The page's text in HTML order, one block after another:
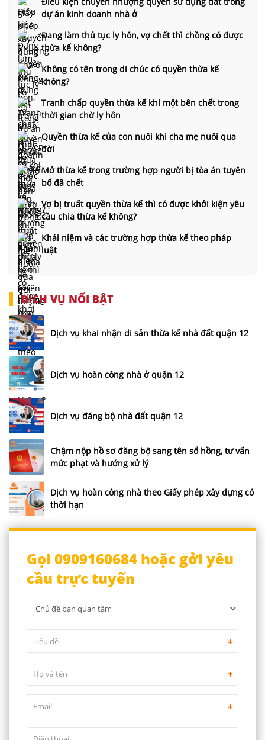
dự án kinh doanh nhà ở
Đang làm thủ tục ly hôn, vợ chết thì chồng có được
thừa kế không?
Không có tên trong di chúc có quyền thừa kế
không?
Tranh chấp quyền thừa kế khi một bên chết trong
thời gian chờ ly hôn
Quyền thừa kế của con nuôi khi cha mẹ nuôi qua
đời
Mở thừa kế trong trường hợp người bị tòa án tuyên
bố đã chết
Vợ bị truất quyền thừa kế thì có được khởi kiện yêu
cầu chia thừa kế không?
Khái niệm và các trường hợp thừa kế theo pháp
luật
DỊCH VỤ NỔI BẬT
Dịch vụ khai nhận di sản thừa kế nhà đất quận 12
Dịch vụ hoàn công nhà ở quận 12
Dịch vụ đăng bộ nhà đất quận 12
Chậm nộp hồ sơ đăng bộ sang tên sổ hồng, tư vấn
mức phạt và hướng xử lý
Dịch vụ hoàn công nhà theo Giấy phép xây dựng có
thời hạn
Gọi 0909160684 hoặc gởi yêu
cầu trực tuyến